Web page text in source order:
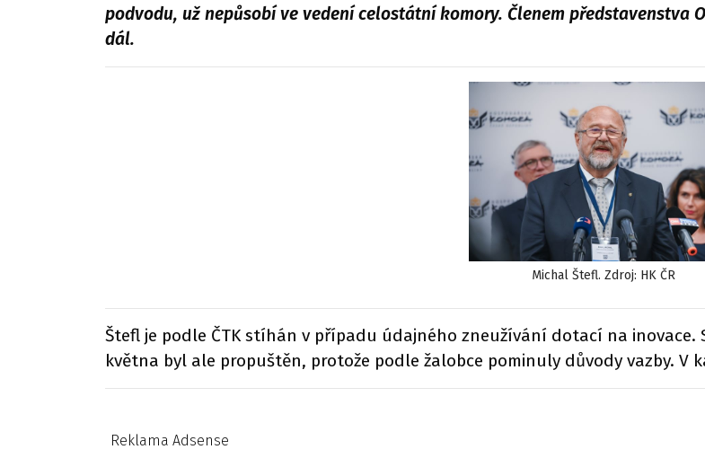
podvodu, už nepůsobí ve vedení celostátní komory. Členem představenstva
dál.
Michal Štefl. Zdroj: HK ČR
Štefl je podle ČTK stíhán v případu údajného zneužívání dotací na inovace.
května byl ale propuštěn, protože podle žalobce pominuly důvody vazby. V
Reklama Adsense